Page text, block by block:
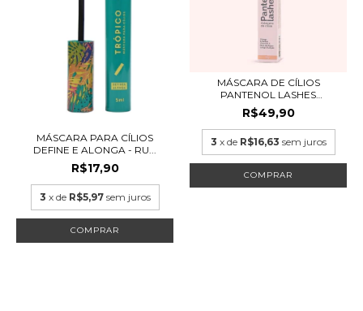
MÁSCARA PARA CÍLIOS
DEFINE E ALONGA - RU...
R$17,90
3 x de R$5,97 sem juros
MÁSCARA DE CÍLIOS
PANTENOL LASHES
ALONGA...
R$49,90
3 x de R$16,63 sem juros